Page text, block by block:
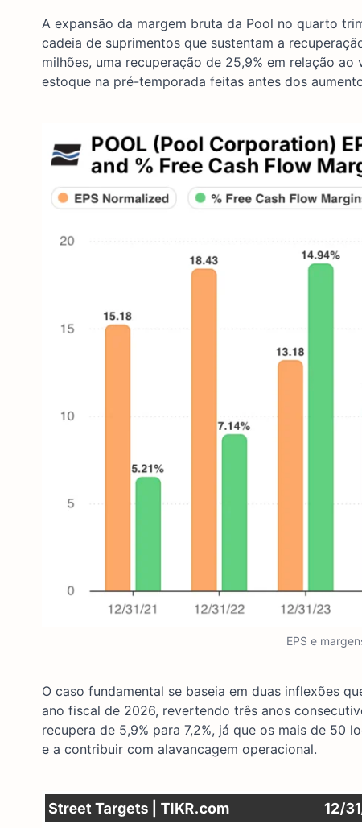
A expansão da margem bruta da Pool no quarto
cadeia de suprimentos que sustentam a
milhões, uma recuperação de 25,9% em relação
estoque na pré-temporada feitas antes dos
EPS e
O caso fundamental se baseia em duas inflexões
ano fiscal de 2026, revertendo três anos
recupera de 5,9% para 7,2%, já que os mais de 50
e a contribuir com alavancagem operacional.